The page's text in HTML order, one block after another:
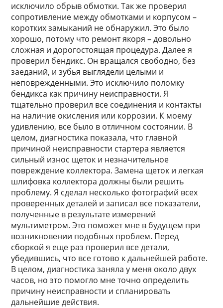
исключило обрыв обмотки. Так же проверил
сопротивление между обмотками и корпусом –
коротких замыканий не обнаружил. Это было
хорошо, потому что ремонт якоря – довольно
сложная и дорогостоящая процедура. Далее я
проверил бендикс. Он вращался свободно, без
заеданий, и зубья выглядели целыми и
неповрежденными. Это исключило поломку
бендикса как причину неисправности. Я
тщательно проверил все соединения и контакты
на наличие окисления или коррозии. К моему
удивлению, все было в отличном состоянии. В
целом, диагностика показала, что главной
причиной неисправности стартера является
сильный износ щеток и незначительное
повреждение коллектора. Замена щеток и легкая
шлифовка коллектора должны были решить
проблему. Я сделал несколько фотографий всех
проверенных деталей и записал все показатели,
полученные в результате измерений
мультиметром. Это поможет мне в будущем при
возникновении подобных проблем. Перед
сборкой я еще раз проверил все детали,
убедившись, что все готово к дальнейшей работе.
В целом, диагностика заняла у меня около двух
часов, но это помогло мне точно определить
причину неисправности и спланировать
дальнейшие действия.